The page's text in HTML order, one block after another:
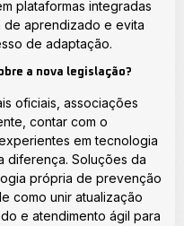
plataformas integradas
de aprendizado e evita
de adaptação.
a nova legislação?
oficiais, associações
contar com o
em tecnologia
diferença. Soluções da
própria de prevenção
como unir atualização
e atendimento ágil para